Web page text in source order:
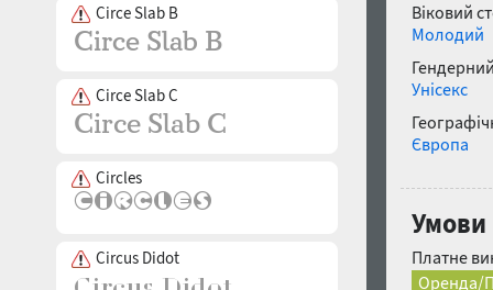
Circe Slab B
Circe Slab C
Circles
Circus Didot
Віковий
Молодий
Унісекс
Європа
Умови
Платне
Оренда/